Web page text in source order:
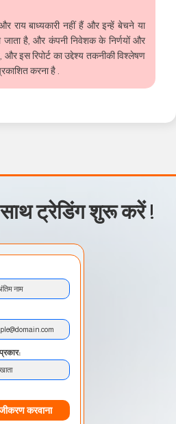
राय बाध्यकारी नहीं हैं और इन्हें बेचने या
जाता है, और कंपनी निवेशक के निर्णयों और
और इस रिपोर्ट का उद्देश्य तकनीकी विश्लेषण
करना है .
ट्रेडिंग शुरू करें!
नाम
करवाना